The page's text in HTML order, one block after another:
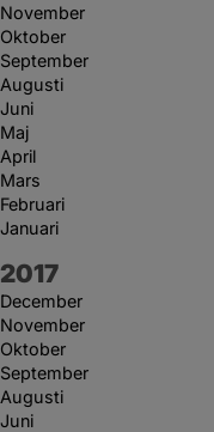
November
Oktober
September
Augusti
Juni
Maj
April
Mars
Februari
Januari
År:
2017
December
November
Oktober
September
Augusti
Juni